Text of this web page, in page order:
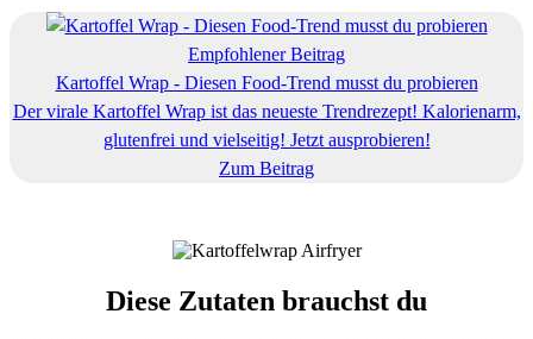
Empfohlener Beitrag
Kartoffel Wrap - Diesen Food-Trend musst du probieren
Der virale Kartoffel Wrap ist das neueste Trendrezept! Kalorienarm,
glutenfrei und vielseitig! Jetzt ausprobieren!
Zum Beitrag
Diese Zutaten brauchst du